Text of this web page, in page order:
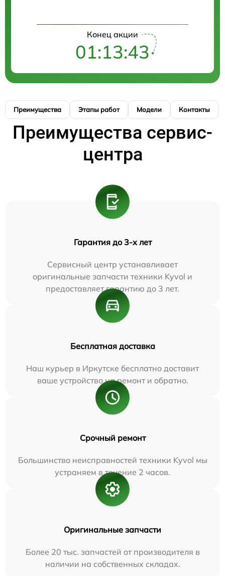
Конец акции
01:13:43
Преимущества Этапы работ Модели Контакты
Преимущества сервис-
центра
Гарантия до 3-х лет
Сервисный центр устанавливает
оригинальные запчасти техники Kyvol и
предоставляет гарантию до 3 лет.
Бесплатная доставка
Наш курьер в Иркутске бесплатно доставит
ваше устройство на ремонт и обратно.
Срочный ремонт
Большинство неисправностей техники Kyvol мы
устраняем в течение 2 часов.
Оригинальные запчасти
Более 20 тыс. запчастей от производителя в
наличии на собственных складах.